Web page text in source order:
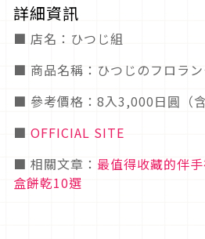
詳細資訊
■ 店名：ひつじ組
■ 商品名稱：ひつじのフロラ
■ 參考價格：8入3,000日圓（含
■ OFFICIAL SITE
■ 相關文章： 最值得收藏的伴
盒餅乾10選